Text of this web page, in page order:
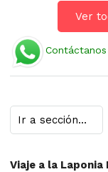
Ver
Viaje a la Laponia